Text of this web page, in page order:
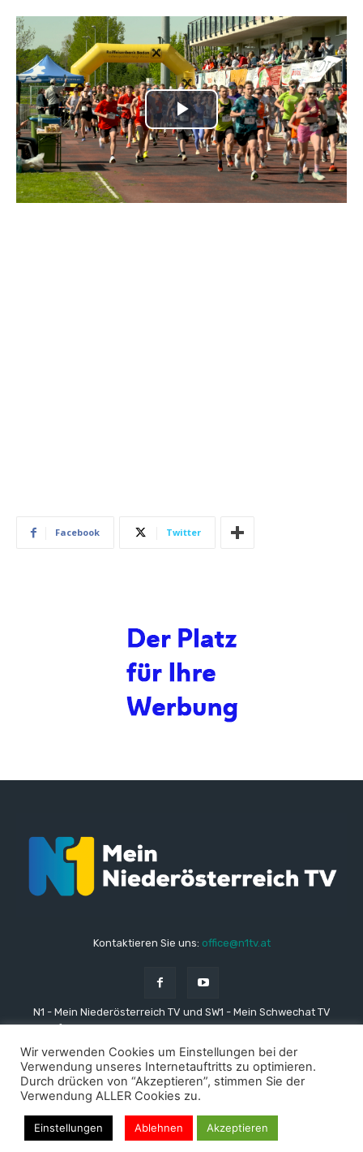
Facebook Twitter
Kontaktieren Sie uns: office@n1tv.at
N1 - Mein Niederösterreich TV und SW1 - Mein Schwechat TV
stehen für lokale und regionale Nachrichten aus den Gemeinden
in Niederösterreich. Unsere TV-Sender versorgen die
ZuschauerInnen und Zuschauer immer mit brandaktuellen,
regionalen Nachrichten aus Gesellschaft, Kultur, Sport, Schule,
Politik und Wirtschaft.
Wir verwenden Cookies um Einstellungen bei der
Verwendung unseres Internetauftritts zu optimieren.
Durch drücken von “Akzeptieren”, stimmen Sie der
Verwendung ALLER Cookies zu.
Einstellungen Ablehnen Akzeptieren